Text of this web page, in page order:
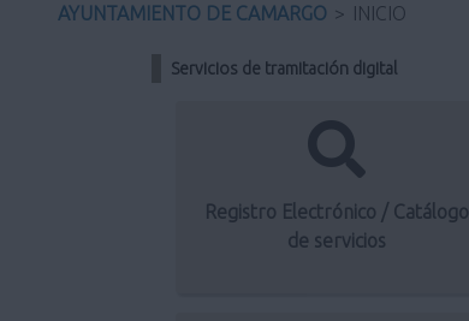
AYUNTAMIENTO DE CAMARGO > INICIO
Servicios de tramitación digital
Registro Electrónico / Catálogo
de servicios